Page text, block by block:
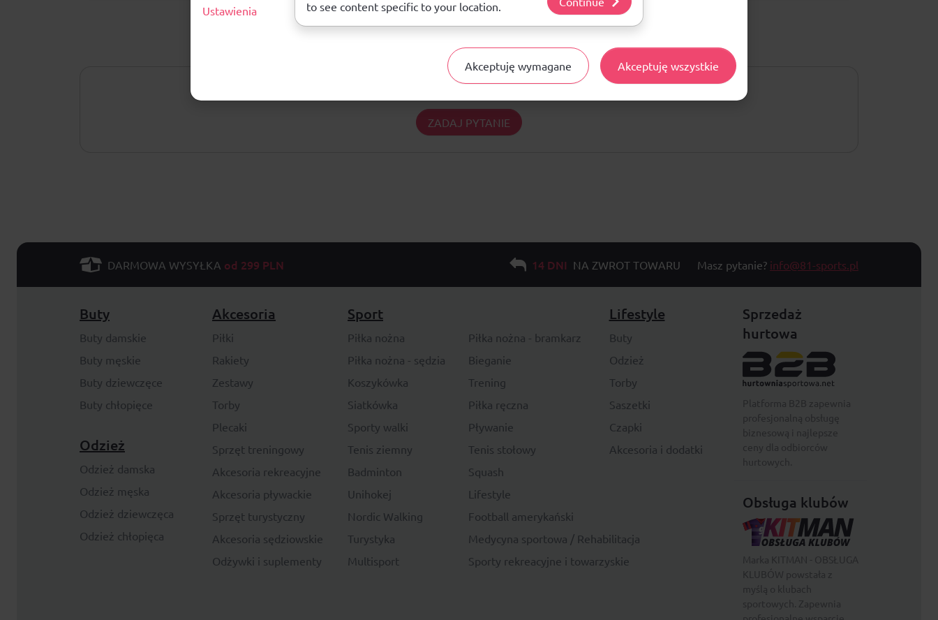
Pytania i odpowiedzi
Nie ma jeszcze pytań. Bądź pierwszy :)
ZADAJ PYTANIE
DARMOWA WYSYŁKA od 299 PLN 14 DNI NA ZWROT TOWARU Masz pytanie? info@81-sports.pl
Buty
Buty damskie
Buty męskie
Buty dziewczęce
Buty chłopięce
Odzież
Odzież damska
Odzież męska
Odzież dziewczęca
Odzież chłopięca
Akcesoria
Piłki
Rakiety
Zestawy
Torby
Plecaki
Sprzęt treningowy
Akcesoria rekreacyjne
Akcesoria pływackie
Sprzęt turystyczny
Akcesoria sędziowskie
Odżywki i suplementy
Sport
Piłka nożna
Piłka nożna - bramkarz
Piłka nożna - sędzia
Bieganie
Koszykówka
Trening
Siatkówka
Piłka ręczna
Sporty walki
Pływanie
Tenis ziemny
Tenis stołowy
Badminton
Squash
Unihokej
Lifestyle
Nordic Walking
Football amerykański
Turystyka
Medycyna sportowa / Rehabilitacja
Multisport
Sporty rekreacyjne i towarzyskie
Lifestyle
Buty
Odzież
Torby
Saszetki
Czapki
Akcesoria i dodatki
Sprzedaż
hurtowa
Obsługa klubów
Ustawienia
Akceptuję wymagane Akceptuję wszystkie
to see content specific to your location.